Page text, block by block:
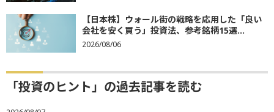
【日本株】ウォール街の戦略を応用した「良い
会社を安く買う」投資法、参考銘柄15選...
2026/08/06
「投資のヒント」の過去記事を読む